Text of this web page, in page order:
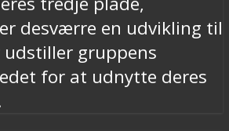
desværre en udvikling til
gruppens
for at udnytte deres